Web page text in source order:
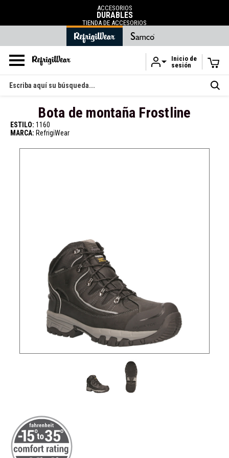
Ir al contenido principal
ACCESORIOS
DURABLES
TIENDA DE ACCESORIOS
Inicio de
sesión
Buscar
en
Bota de montaña Frostline
ESTILO: 1160
MARCA: RefrigiWear